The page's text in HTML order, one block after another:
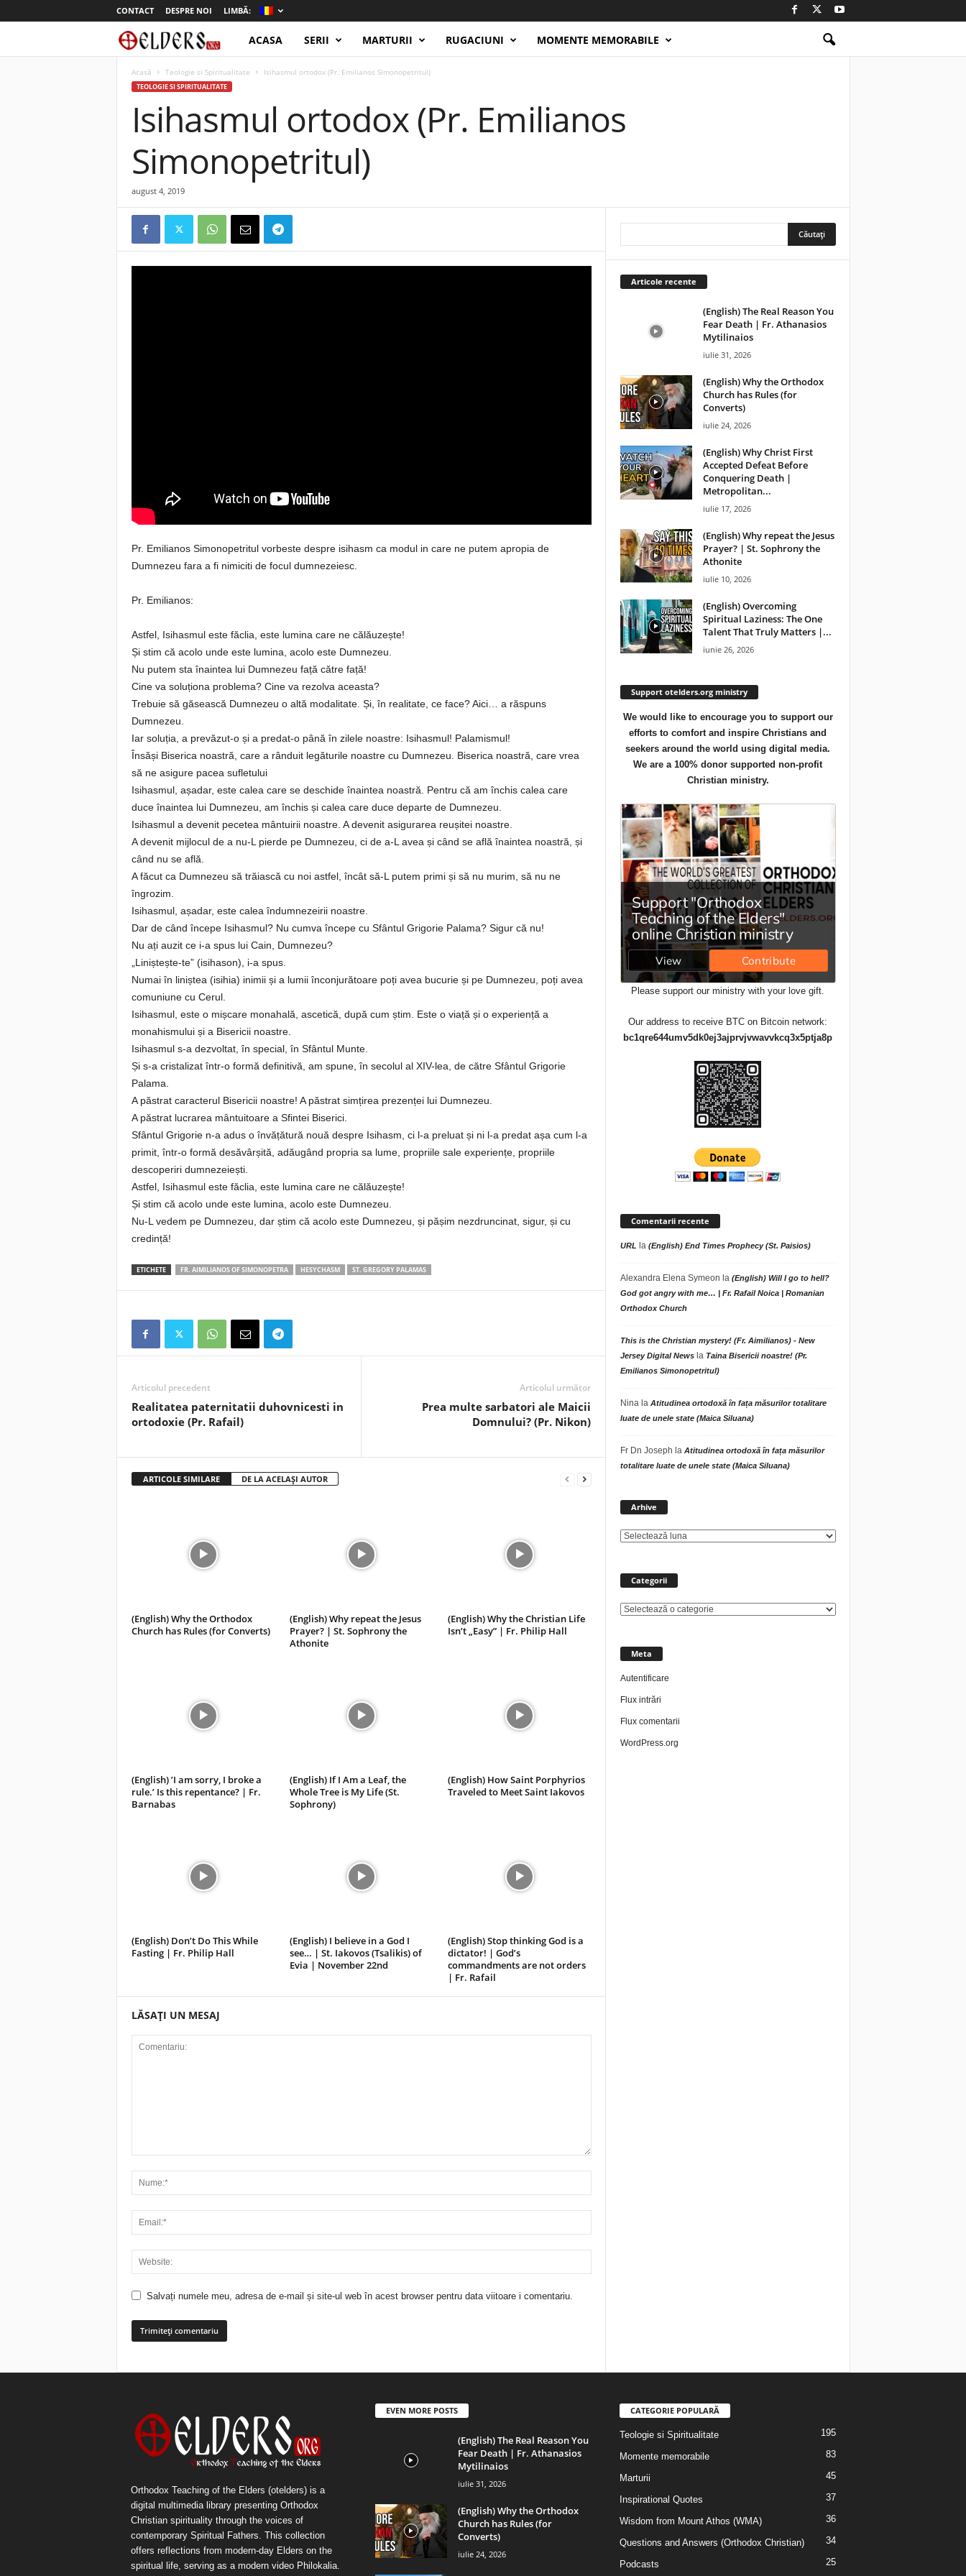
CONTACT DESPRE NOI LIMBĂ:
t
ACASA SERII MARTURII RUGACIUNI MOMENTE MEMORABILE
Acasă Teologie si Spiritualitate Isihasmul ortodox (Pr. Emilianos Simonopetritul)
TEOLOGIE SI SPIRITUALITATE
Isihasmul ortodox (Pr. Emilianos
Simonopetritul)
august 4, 2019
Pr. Emilianos Simonopetritul vorbeste despre isihasm ca modul in care ne putem apropia de
Dumnezeu fara a fi nimiciti de focul dumnezeiesc.
Pr. Emilianos:
Astfel, Isihasmul este făclia, este lumina care ne călăuzește!
Și stim că acolo unde este lumina, acolo este Dumnezeu.
Nu putem sta înaintea lui Dumnezeu față către față!
Cine va soluționa problema? Cine va rezolva aceasta?
Trebuie să găsească Dumnezeu o altă modalitate. Și, în realitate, ce face? Aici… a răspuns
Dumnezeu.
Iar soluția, a prevăzut-o și a predat-o până în zilele noastre: Isihasmul! Palamismul!
Însăși Biserica noastră, care a rânduit legăturile noastre cu Dumnezeu. Biserica noastră, care vrea
să ne asigure pacea sufletului
Isihasmul, așadar, este calea care se deschide înaintea noastră. Pentru că am închis calea care
duce înaintea lui Dumnezeu, am închis și calea care duce departe de Dumnezeu.
Isihasmul a devenit pecetea mântuirii noastre. A devenit asigurarea reușitei noastre.
A devenit mijlocul de a nu-L pierde pe Dumnezeu, ci de a-L avea și când se află înaintea noastră, și
când nu se află.
A făcut ca Dumnezeu să trăiască cu noi astfel, încât să-L putem primi și să nu murim, să nu ne
îngrozim.
Isihasmul, așadar, este calea îndumnezeirii noastre.
Dar de când începe Isihasmul? Nu cumva începe cu Sfântul Grigorie Palama? Sigur că nu!
Nu ați auzit ce i-a spus lui Cain, Dumnezeu?
„Liniștește-te” (isihason), i-a spus.
Numai în liniștea (isihia) inimii și a lumii înconjurătoare poți avea bucurie și pe Dumnezeu, poți avea
comuniune cu Cerul.
Isihasmul, este o mișcare monahală, ascetică, după cum știm. Este o viață și o experiență a
monahismului și a Bisericii noastre.
Isihasmul s-a dezvoltat, în special, în Sfântul Munte.
Și s-a cristalizat într-o formă definitivă, am spune, în secolul al XIV-lea, de către Sfântul Grigorie
Palama.
A păstrat caracterul Bisericii noastre! A păstrat simțirea prezenței lui Dumnezeu.
A păstrat lucrarea mântuitoare a Sfintei Biserici.
Sfântul Grigorie n-a adus o învățătură nouă despre Isihasm, ci l-a preluat și ni l-a predat așa cum l-a
primit, într-o formă desăvârșită, adăugând propria sa lume, propriile sale experiențe, propriile
descoperiri dumnezeiești.
Astfel, Isihasmul este făclia, este lumina care ne călăuzește!
Și stim că acolo unde este lumina, acolo este Dumnezeu.
Nu-L vedem pe Dumnezeu, dar știm că acolo este Dumnezeu, și pășim nezdruncinat, sigur, și cu
credință!
ETICHETE FR. AIMILIANOS OF SIMONOPETRA HESYCHASM ST. GREGORY PALAMAS
Articolul precedent
Realitatea paternitatii duhovnicesti in
ortodoxie (Pr. Rafail)
Articolul următor
Prea multe sarbatori ale Maicii
Domnului? (Pr. Nikon)
ARTICOLE SIMILARE DE LA ACELAȘI AUTOR
(English) Why the Orthodox
Church has Rules (for Converts)
(English) Why repeat the Jesus
Prayer? | St. Sophrony the
Athonite
(English) Why the Christian Life
Isn’t „Easy” | Fr. Philip Hall
(English) ’I am sorry, I broke a
rule.’ Is this repentance? | Fr.
Barnabas
(English) If I Am a Leaf, the
Whole Tree is My Life (St.
Sophrony)
(English) How Saint Porphyrios
Traveled to Meet Saint Iakovos
(English) Don’t Do This While
Fasting | Fr. Philip Hall
(English) I believe in a God I
see… | St. Iakovos (Tsalikis) of
Evia | November 22nd
(English) Stop thinking God is a
dictator! | God’s
commandments are not orders
| Fr. Rafail
LĂSAȚI UN MESAJ
Salvați numele meu, adresa de e-mail și site-ul web în acest browser pentru data viitoare i comentariu.
Articole recente
(English) The Real Reason You
Fear Death | Fr. Athanasios
Mytilinaios
iulie 31, 2026
(English) Why the Orthodox
Church has Rules (for
Converts)
iulie 24, 2026
(English) Why Christ First
Accepted Defeat Before
Conquering Death |
Metropolitan...
iulie 17, 2026
(English) Why repeat the Jesus
Prayer? | St. Sophrony the
Athonite
iulie 10, 2026
(English) Overcoming
Spiritual Laziness: The One
Talent That Truly Matters |...
iunie 26, 2026
Support otelders.org ministry
We would like to encourage you to support our
efforts to comfort and inspire Christians and
seekers around the world using digital media.
We are a 100% donor supported non-profit
Christian ministry.
Please support our ministry with your love gift.
Our address to receive BTC on Bitcoin network:
bc1qre644umv5dk0ej3ajprvjvwavvkcq3x5ptja8p
Comentarii recente
URL la (English) End Times Prophecy (St. Paisios)
Alexandra Elena Symeon la (English) Will I go to hell?
God got angry with me… | Fr. Rafail Noica | Romanian
Orthodox Church
This is the Christian mystery! (Fr. Aimilianos) - New
Jersey Digital Newsla Taina Bisericii noastre! (Pr.
Emilianos Simonopetritul)
Nina la Atitudinea ortodoxă în fața măsurilor totalitare
luate de unele state (Maica Siluana)
Fr Dn Joseph la Atitudinea ortodoxă în fața măsurilor
totalitare luate de unele state (Maica Siluana)
Arhive
Categorii
Categorii
Meta
Autentificare
Flux intrări
Flux comentarii
WordPress.org
Orthodox Teaching of the Elders (otelders) is a
digital multimedia library presenting Orthodox
Christian spirituality through the voices of
contemporary Spiritual Fathers. This collection
offers reflections from modern-day Elders on the
spiritual life, serving as a modern video Philokalia.
EVEN MORE POSTS
(English) The Real Reason You
Fear Death | Fr. Athanasios
Mytilinaios
iulie 31, 2026
(English) Why the Orthodox
Church has Rules (for
Converts)
iulie 24, 2026
CATEGORIE POPULARĂ
Teologie si Spiritualitate 195
Momente memorabile 83
Marturii 45
Inspirational Quotes 37
Wisdom from Mount Athos (WMA) 36
Questions and Answers (Orthodox Christian) 34
Podcasts 25